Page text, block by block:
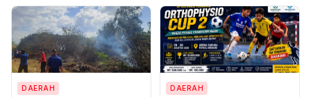
DAERAH DAERAH